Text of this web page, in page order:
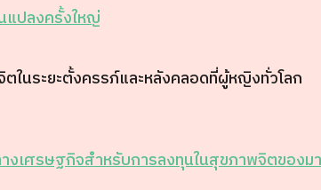
แปลงครั้งใหญ่
นระยะตั้งครรภ์และหลังคลอดที่ผู้หญิงทั่วโลก
งเศรษฐกิจสำหรับการลงทุนในสุขภาพจิตของม